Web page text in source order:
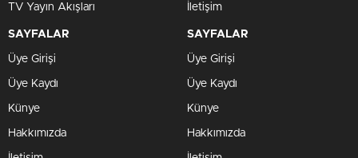
TV Yayın Akışları İletişim
SAYFALAR
Üye Girişi
Üye Kaydı
Künye
Hakkımızda
SAYFALAR
Üye Girişi
Üye Kaydı
Künye
Hakkımızda